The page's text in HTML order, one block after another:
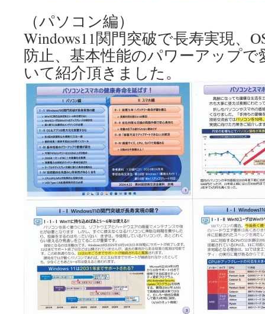
（パソコン編）
Windows11関門突破で長寿実現、
防止、基本性能のパワーアップ
いて紹介頂きました。